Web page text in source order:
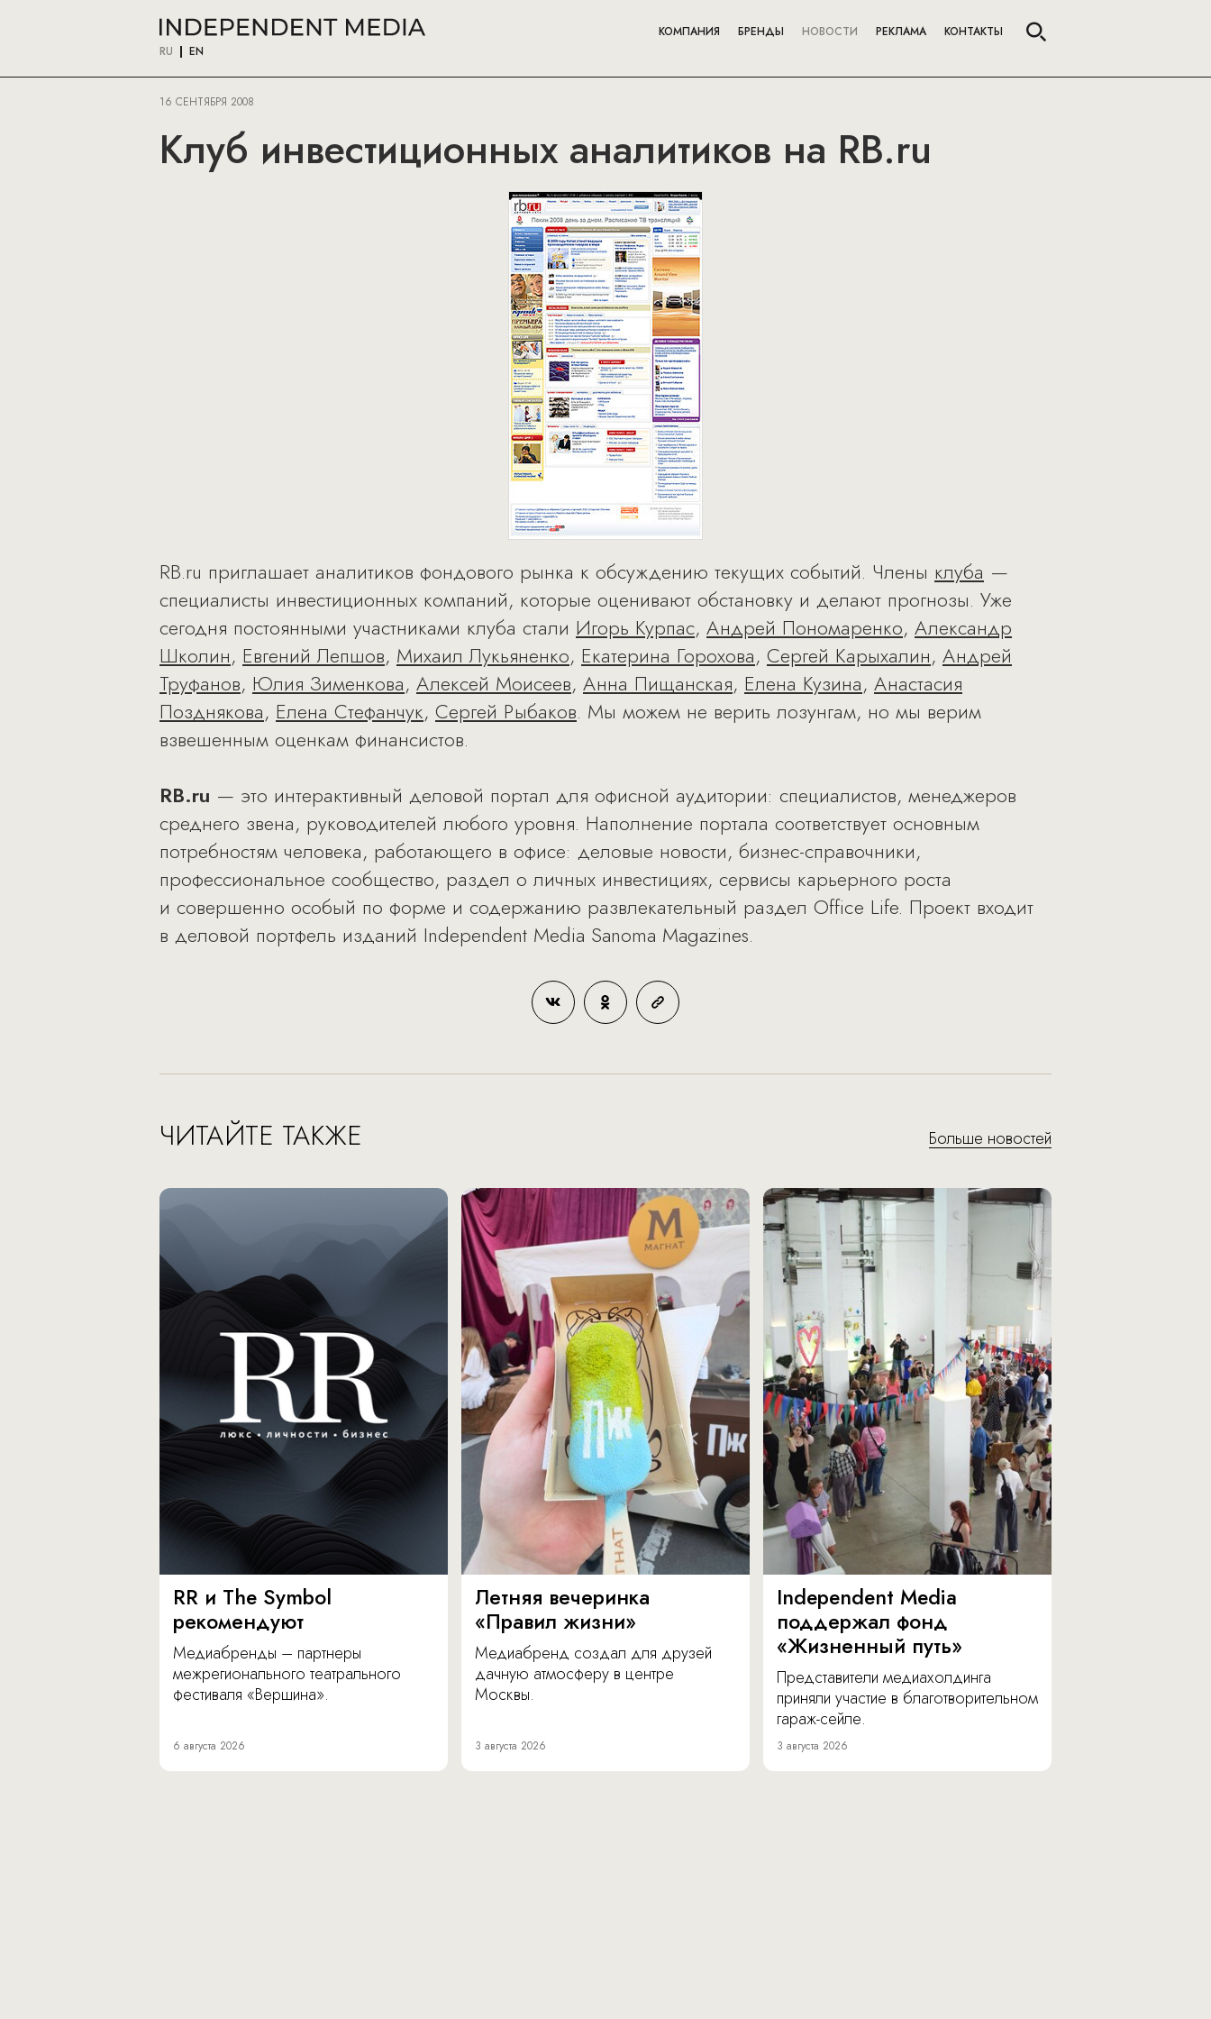
RU EN
КОМПАНИЯ БРЕНДЫ НОВОСТИ РЕКЛАМА КОНТАКТЫ
16 СЕНТЯБРЯ 2008
Клуб инвестиционных аналитиков на RB.ru
RB.ru приглашает аналитиков фондового рынка к обсуждению текущих событий. Члены клуба —
специалисты инвестиционных компаний, которые оценивают обстановку и делают прогнозы. Уже
сегодня постоянными участниками клуба стали Игорь Курпас, Андрей Пономаренко, Александр
Школин, Евгений Лепшов, Михаил Лукьяненко, Екатерина Горохова, Сергей Карыхалин, Андрей
Труфанов, Юлия Зименкова, Алексей Моисеев, Анна Пищанская, Елена Кузина, Анастасия
Позднякова, Елена Стефанчук, Сергей Рыбаков. Мы можем не верить лозунгам, но мы верим
взвешенным оценкам финансистов.
RB.ru — это интерактивный деловой портал для офисной аудитории: специалистов, менеджеров
среднего звена, руководителей любого уровня. Наполнение портала соответствует основным
потребностям человека, работающего в офисе: деловые новости, бизнес-справочники,
профессиональное сообщество, раздел о личных инвестициях, сервисы карьерного роста
и совершенно особый по форме и содержанию развлекательный раздел Office Life. Проект входит
в деловой портфель изданий Independent Media Sanoma Magazines.
ЧИТАЙТЕ ТАКЖЕ Больше новостей
RR и The Symbol
рекомендуют
Медиабренды – партнеры
межрегионального театрального
фестиваля «Вершина».
6 августа 2026
Летняя вечеринка
«Правил жизни»
Медиабренд создал для друзей
дачную атмосферу в центре
Москвы.
3 августа 2026
Independent Media
поддержал фонд
«Жизненный путь»
Представители медиахолдинга
приняли участие в благотворительном
гараж-сейле.
3 августа 2026